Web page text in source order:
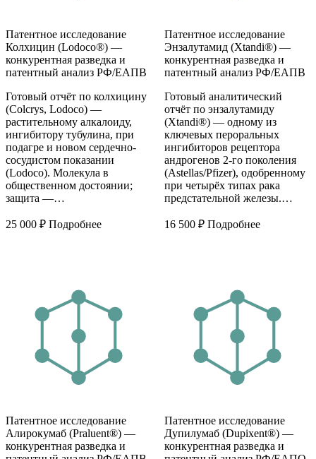
Патентное исследование
Колхицин (Lodoco®) —
конкурентная разведка и
патентный анализ РФ/ЕАПВ
Готовый отчёт по колхицину
(Colcrys, Lodoco) —
растительному алкалоиду,
ингибитору тубулина, при
подагре и новом сердечно-
сосудистом показании
(Lodoco). Молекула в
общественном достоянии;
защита —…
25 000 ₽ Подробнее
Патентное исследование
Энзалутамид (Xtandi®) —
конкурентная разведка и
патентный анализ РФ/ЕАПВ
Готовый аналитический
отчёт по энзалутамиду
(Xtandi®) — одному из
ключевых пероральных
ингибиторов рецептора
андрогенов 2-го поколения
(Astellas/Pfizer), одобренному
при четырёх типах рака
предстательной железы.…
16 500 ₽ Подробнее
Патентное исследование
Алирокумаб (Praluent®) —
конкурентная разведка и
Патентное исследование
Дупилумаб (Dupixent®) —
конкурентная разведка и